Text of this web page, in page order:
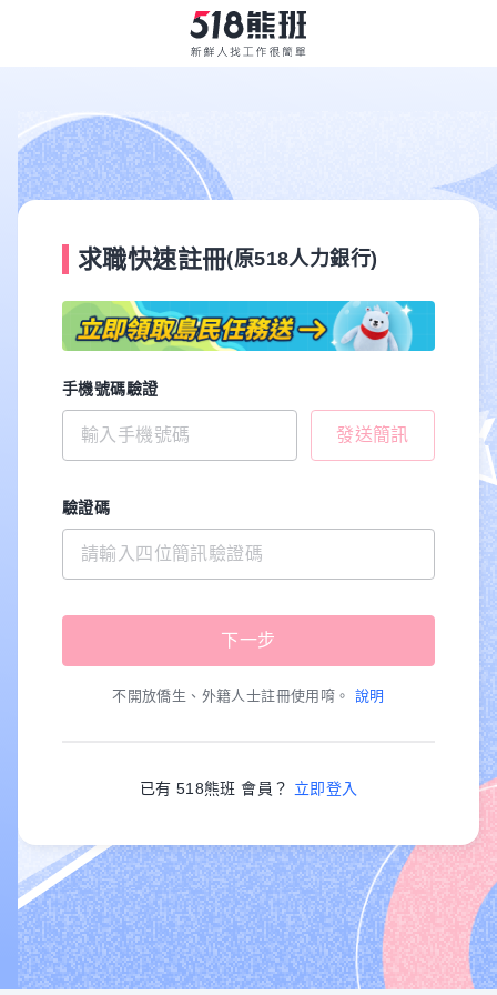
求職快速註冊(原518人力銀行)
手機號碼驗證
發送簡訊
驗證碼
不開放僑生、外籍人士註冊使用唷。 說明
已有 518熊班 會員？ 立即登入